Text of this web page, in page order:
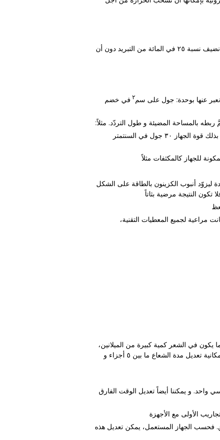
هذه العناصر المزدوجة التي طورناها حديثاً صارت أكثر فعّالية بعد أن أضفنا عليها عناصر تغليف جديدة. بهذا كنا قادرين على أن نضيف نسبة ٢٥ في المائة من التبريد دون أن
عنها بوحدة: جول على سم٢ في خضم
بالمساحة المضيئة و طول التردّد. مثلاً:
وتكون بذلك قوة الجهاز ٣۰ جول في السنتمتر
ليزوّد أنبوب الكزينون بالطاقة على الشكل
مراعية لجميع المعطيات التقنية،
في الشعر كمية كبيرة من الميلانين،
تمتصّ الشعرة مباشرة كمية كبيرة من الضوء فتحترق الشعرة قبل أن يصل هذا الضوء إلى جدر الشعرة. و لهذا السبب وجب إمكانية تعديل مدة الشعاع ما بين ٥ أجزاء و
تُمكِّنُ من تعديل ١٥ شعاعاً فرعيّاً في مدة شعاع رئيسي واحد. و يمكننا أيضاً تعديل الوقت الفارق
فحسب الجهاز المستعمل، يمكن تعديل هذه